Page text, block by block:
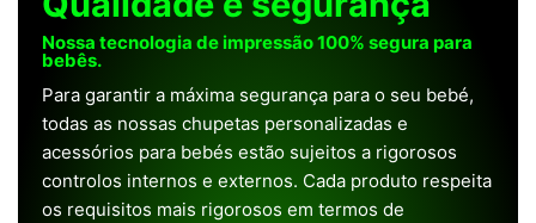
Nossa tecnologia de impressão 100% segura para
bebês.
Para garantir a máxima segurança para o seu bebé,
todas as nossas chupetas personalizadas e
acessórios para bebés estão sujeitos a rigorosos
controlos internos e externos. Cada produto respeita
os requisitos mais rigorosos em termos de